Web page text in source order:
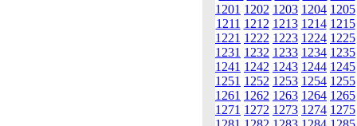
1201 1202 1203 1204 1205
1211 1212 1213 1214 1215
1221 1222 1223 1224 1225
1231 1232 1233 1234 1235
1241 1242 1243 1244 1245
1251 1252 1253 1254 1255
1261 1262 1263 1264 1265
1271 1272 1273 1274 1275